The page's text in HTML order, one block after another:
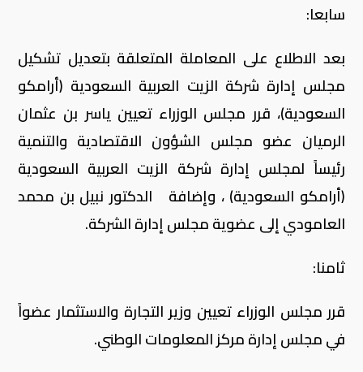
سابعا:
بعد الاطلاع على المعاملة المتعلقة بتعديل تشكيل
مجلس إدارة شركة الزيت العربية السعودية (أرامكو
السعودية)، قرر مجلس الوزراء تعيين ياسر بن عثمان
الرميان عضو مجلس الشؤون الاقتصادية والتنمية
رئيساً لمجلس إدارة شركة الزيت العربية السعودية
(أرامكو السعودية) ، وإضافة الدكتور نبيل بن محمد
العامودي إلى عضوية مجلس إدارة الشركة.
ثامنا:
قرر مجلس الوزراء تعيين وزير التجارة والاستثمار عضواً
في مجلس إدارة مركز المعلومات الوطني.